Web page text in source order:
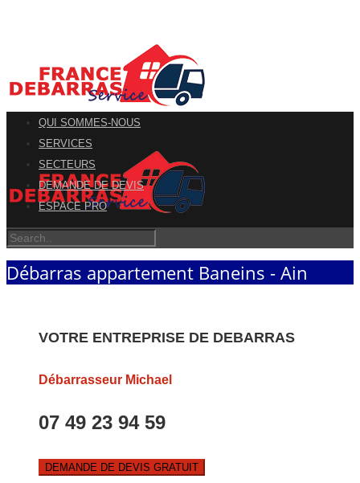
QUI SOMMES-NOUS
SERVICES
SECTEURS
DEMANDE DE DEVIS
ESPACE PRO
Débarras appartement Baneins - Ain
VOTRE ENTREPRISE DE DEBARRAS
Débarrasseur Michael
07 49 23 94 59
DEMANDE DE DEVIS GRATUIT